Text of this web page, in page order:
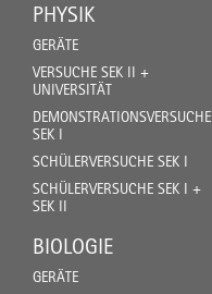
PHYSIK
GERÄTE
VERSUCHE SEK II +
UNIVERSITÄT
DEMONSTRATIONSVERSUCHE
SEK I
SCHÜLERVERSUCHE SEK I
SCHÜLERVERSUCHE SEK I +
SEK II
BIOLOGIE
GERÄTE